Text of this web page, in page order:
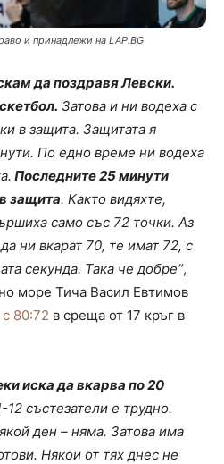
и принадлежи на LAP.BG
да поздравя Левски.
Затова и ни водеха с
в защита. Защитата я
По едно време ни водеха
Последните 25 минути
защита. Както видяхте,
само със 72 точки. Аз
ни вкарат 70, те имат 72, с
секунда. Така че добре“,
море Тича Васил Евтимов
80:72 в среща от 17 кръг в
иска да вкарва по 20
12 състезатели е трудно.
ден – няма. Затова има
Някои от тях днес не